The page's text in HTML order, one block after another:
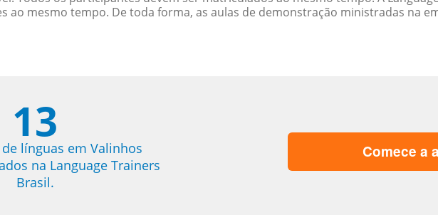
ao mesmo tempo. De toda forma, as aulas de demonstração ministradas na
13
línguas em Valinhos
na Language Trainers
Brasil.
Comece a